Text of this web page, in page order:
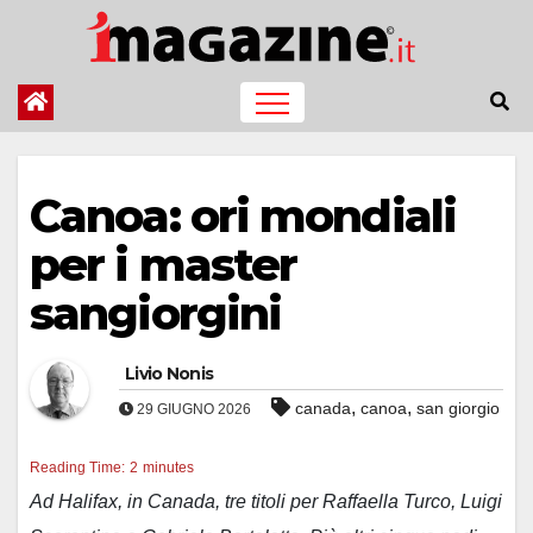
contenuto
Canoa: ori mondiali
per i master
sangiorgini
Livio Nonis
29 GIUGNO 2026 canada, canoa, san giorgio
Reading Time: 2 minutes
Ad Halifax, in Canada, tre titoli per Raffaella Turco, Luigi